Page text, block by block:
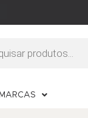
MARCAS